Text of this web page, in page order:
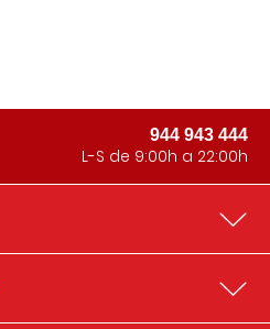
944 943 444
L-S de 9:00h a 22:00h